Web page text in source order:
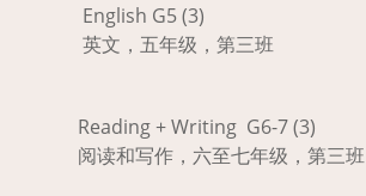
English G5 (3)
英文，五年级，第三班
Reading + Writing G6-7 (3)
阅读和写作，六至七年级，第三班